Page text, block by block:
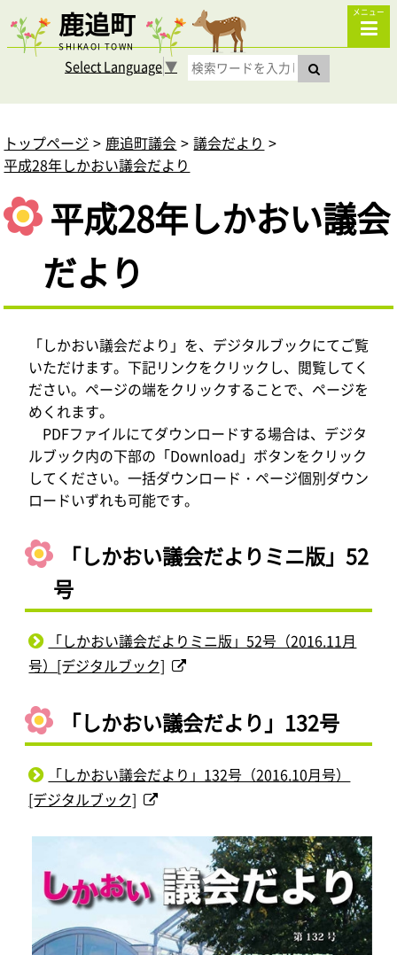
鹿追町
SHIKAOI TOWN
メニュー
Select Language▼
トップページ 鹿追町議会
議会だより
平成28年しかおい議会だより
平成28年しかおい議会
だより
「しかおい議会だより」を、デジタルブックにてご覧
いただけます。下記リンクをクリックし、閲覧してく
ださい。ページの端をクリックすることで、ページを
めくれます。
PDFファイルにてダウンロードする場合は、デジタ
ルブック内の下部の「Download」ボタンをクリック
してください。一括ダウンロード・ページ個別ダウン
ロードいずれも可能です。
「しかおい議会だよりミニ版」52
号
「しかおい議会だよりミニ版」52号（2016.11月
号）[デジタルブック]
「しかおい議会だより」132号
「しかおい議会だより」132号（2016.10月号）
[デジタルブック]